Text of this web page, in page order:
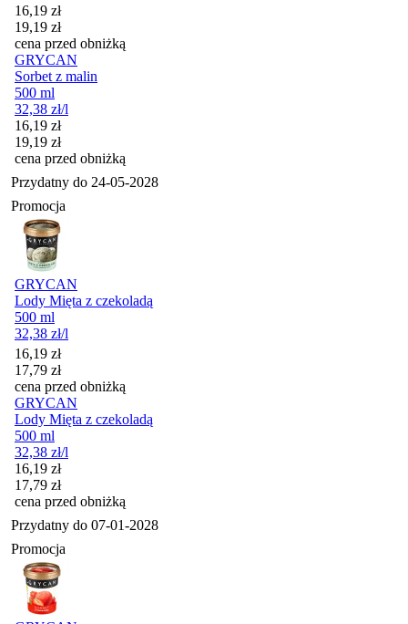
Cena promocyjna
16,19 zł
19,19 zł
cena przed obniżką
GRYCAN
Sorbet z malin
500 ml
32,38 zł/l
Cena promocyjna
16,19 zł
19,19 zł
cena przed obniżką
Przydatny do 24-05-2028
Promocja
GRYCAN
Lody Mięta z czekoladą
500 ml
32,38 zł/l
Cena promocyjna
16,19 zł
17,79 zł
cena przed obniżką
GRYCAN
Lody Mięta z czekoladą
500 ml
32,38 zł/l
Cena promocyjna
16,19 zł
17,79 zł
cena przed obniżką
Przydatny do 07-01-2028
Promocja